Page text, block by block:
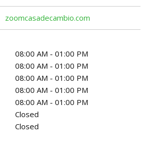
zoomcasadecambio.com
08:00 AM - 01:00 PM
08:00 AM - 01:00 PM
08:00 AM - 01:00 PM
08:00 AM - 01:00 PM
08:00 AM - 01:00 PM
Closed
Closed